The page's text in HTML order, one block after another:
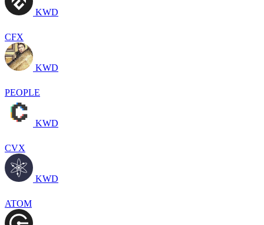
KWD
CFX
KWD
PEOPLE
KWD
CVX
KWD
ATOM